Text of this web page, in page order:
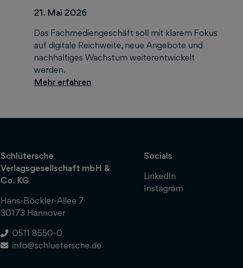
21. Mai 2026
Das Fachmediengeschäft soll mit klarem Fokus
auf digitale Reichweite, neue Angebote und
nachhaltiges Wachstum weiterentwickelt
werden.
Schlütersche
Verlagsgesellschaft mbH &
Co. KG
Hans-Böckler-Allee 7
30173 Hannover
0511 8550-0
info@schluetersche.de
Socials
LinkedIn
Instagram